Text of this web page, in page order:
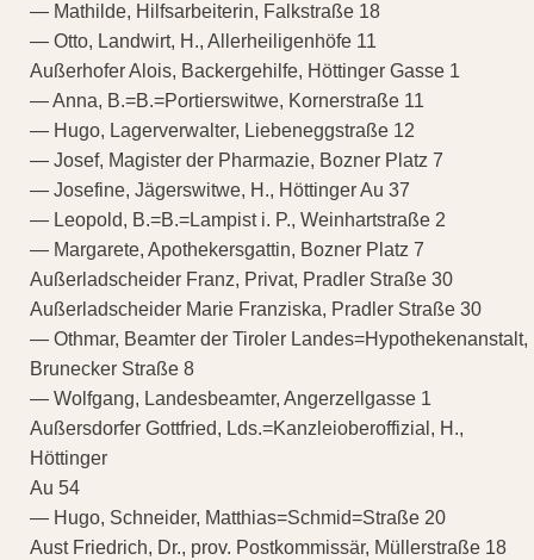
— Mathilde, Hilfsarbeiterin, Falkstraße 18
— Otto, Landwirt, H., Allerheiligenhöfe 11
Außerhofer Alois, Backergehilfe, Höttinger Gasse 1
— Anna, B.=B.=Portierswitwe, Kornerstraße 11
— Hugo, Lagerverwalter, Liebeneggstraße 12
— Josef, Magister der Pharmazie, Bozner Platz 7
— Josefine, Jägerswitwe, H., Höttinger Au 37
— Leopold, B.=B.=Lampist i. P., Weinhartstraße 2
— Margarete, Apothekersgattin, Bozner Platz 7
Außerladscheider Franz, Privat, Pradler Straße 30
Außerladscheider Marie Franziska, Pradler Straße 30
— Othmar, Beamter der Tiroler Landes=Hypothekenanstalt,
Brunecker Straße 8
— Wolfgang, Landesbeamter, Angerzellgasse 1
Außersdorfer Gottfried, Lds.=Kanzleioberoffizial, H.,
Höttinger
Au 54
— Hugo, Schneider, Matthias=Schmid=Straße 20
Aust Friedrich, Dr., prov. Postkommissär, Müllerstraße 18